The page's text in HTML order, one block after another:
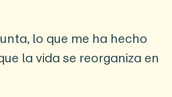
lo que me ha hecho
la vida se reorganiza en